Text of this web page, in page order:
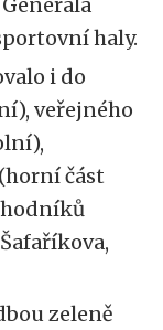
haly.
i do
veřejného
část
zeleně